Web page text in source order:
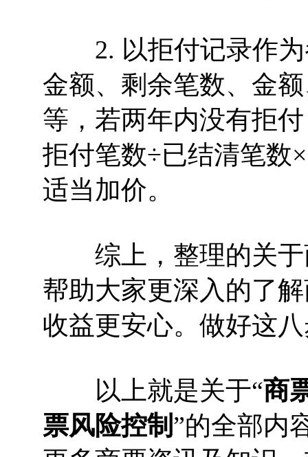
2. 以拒付记录作为
金额、剩余笔数、金
等，若两年内没有拒
拒付笔数÷已结清笔数
适当加价。
综上，整理的关于
帮助大家更深入的了
收益更安心。做好这
以上就是关于“商
票风险控制 ”的全部内